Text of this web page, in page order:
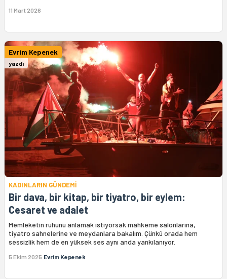
11 Mart 2026
Evrim Kepenek
yazdı
KADINLARIN GÜNDEMİ
Bir dava, bir kitap, bir tiyatro, bir eylem:
Cesaret ve adalet
Memleketin ruhunu anlamak istiyorsak mahkeme salonlarına,
tiyatro sahnelerine ve meydanlara bakalım. Çünkü orada hem
sessizlik hem de en yüksek ses aynı anda yankılanıyor.
5 Ekim 2025 Evrim Kepenek